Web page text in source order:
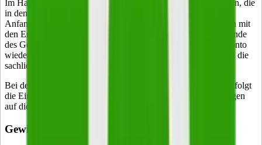
Im Hauptbuch sind alle Buchungen auf die Konten festgehalten, die
in den Buchungssätzen des Grundbuchs eingetragen sind. Am
Anfang eines jeden Geschäftsjahrs werden die Bestandskonten mit
den Endbeständen der vorangegangenen Jahre eröffnet. Am Ende
des Geschäftsjahres werden sie dann über das Schlussbilanzkonto
wieder geschlossen. Durch die Eintragung im Hauptbuch wird die
sachliche Ordnung der Geschäftsvorfälle gewahrt.
Bei den Buchungen gilt immer folgende Grundregel. Zuerst erfolgt
die Eintragung in das Grundbuch. Danach folgen die Buchungen
auf die Konten im Hauptbuch.
Gewinn- und Verlustrechnung